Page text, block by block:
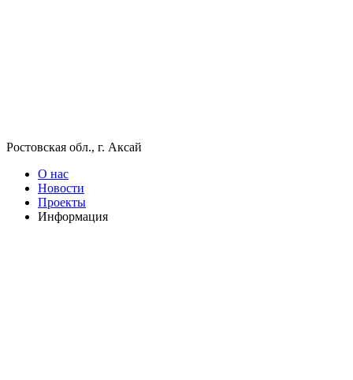
Ростовская обл., г. Аксай
О нас
Новости
Проекты
Информация